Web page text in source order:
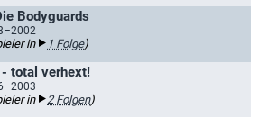
Bodyguards
in 1 Folge)
- total verhext!
in 2 Folgen)